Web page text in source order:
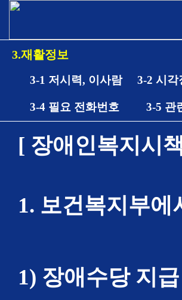
3.재활정보
3-1 저시력, 이사람 3-2 시각
3-4 필요 전화번호 3-5 관
[ 장애인복지시
1. 보건복지부
1) 장애수당 지급